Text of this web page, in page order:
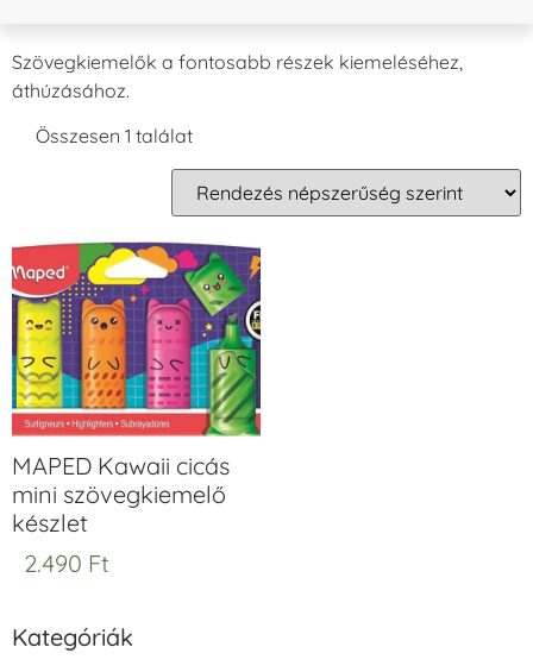
Szövegkiemelők a fontosabb részek kiemeléséhez,
áthúzásához.
Összesen 1 találat
MAPED Kawaii cicás
mini szövegkiemelő
készlet
2.490 Ft
Kategóriák